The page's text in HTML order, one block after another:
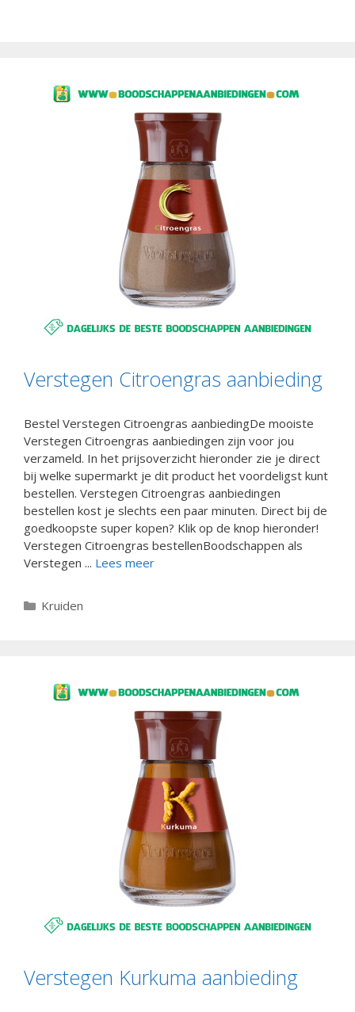
Verstegen Citroengras aanbieding
Bestel Verstegen Citroengras aanbiedingDe mooiste
Verstegen Citroengras aanbiedingen zijn voor jou
verzameld. In het prijsoverzicht hieronder zie je direct
bij welke supermarkt je dit product het voordeligst kunt
bestellen. Verstegen Citroengras aanbiedingen
bestellen kost je slechts een paar minuten. Direct bij de
goedkoopste super kopen? Klik op de knop hieronder!
Verstegen Citroengras bestellenBoodschappen als
Verstegen ... Lees meer
Categorieën
Kruiden
Verstegen Kurkuma aanbieding